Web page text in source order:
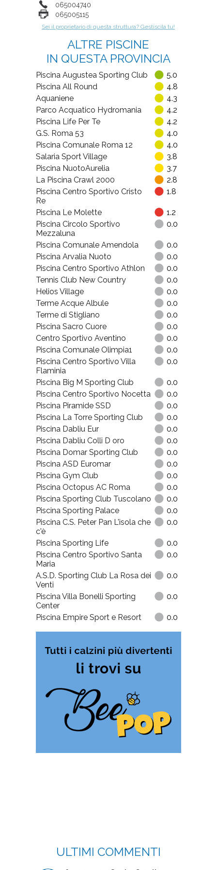
065004740
065005115
Sei il proprietario di questa struttura? Gestiscila tu!
ALTRE PISCINE
IN QUESTA PROVINCIA
Piscina Augustea Sporting Club
5.0
Piscina All Round
4.8
Aquaniene
4.3
Parco Acquatico Hydromania
4.2
Piscina Life Per Te
4.2
G.S. Roma 53
4.0
Piscina Comunale Roma 12
4.0
Salaria Sport Village
3.8
Piscina NuotoAurelia
3.7
La Piscina Crawl 2000
2.8
Piscina Centro Sportivo Cristo
Re
1.8
Piscina Le Molette
1.2
Piscina Circolo Sportivo
Mezzaluna
0.0
Piscina Comunale Amendola
0.0
Piscina Arvalia Nuoto
0.0
Piscina Centro Sportivo Athlon
0.0
Tennis Club New Country
0.0
Helios Village
0.0
Terme Acque Albule
0.0
Terme di Stigliano
0.0
Piscina Sacro Cuore
0.0
Centro Sportivo Aventino
0.0
Piscina Comunale Olimpia1
0.0
Piscina Centro Sportivo Villa
Flaminia
0.0
Piscina Big M Sporting Club
0.0
Piscina Centro Sportivo Nocetta
0.0
Piscina Piramide SSD
0.0
Piscina La Torre Sporting Club
0.0
Piscina Dabliu Eur
0.0
Piscina Dabliu Colli D oro
0.0
Piscina Domar Sporting Club
0.0
Piscina ASD Euromar
0.0
Piscina Gym Club
0.0
Piscina Octopus AC Roma
0.0
Piscina Sporting Club Tuscolano
0.0
Piscina Sporting Palace
0.0
Piscina C.S. Peter Pan L'isola che
c'è
0.0
Piscina Sporting Life
0.0
Piscina Centro Sportivo Santa
Maria
0.0
A.S.D. Sporting Club La Rosa dei
Venti
0.0
Piscina Villa Bonelli Sporting
Center
0.0
Piscina Empire Sport e Resort 0.0
ULTIMI COMMENTI